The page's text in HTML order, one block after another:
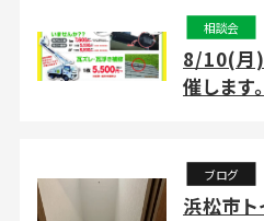
相談会
8/10(月)
催します。
ブログ
浜松市